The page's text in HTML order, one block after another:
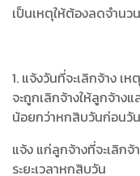
เป็นเหตุให้ต้องลดจำน
1. แจ้งวันที่จะเลิกจ้าง เ
จะถูกเลิกจ้างให้ลูกจ้าง
น้อยกว่าหกสิบวันก่อนวัน
แจ้ง แก่ลูกจ้างที่จะเลิก
ระยะเวลาหกสิบวัน